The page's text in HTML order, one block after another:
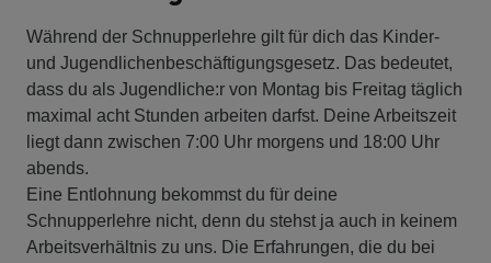
Während der Schnupperlehre gilt für dich das Kinder-
und Jugendlichenbeschäftigungsgesetz. Das bedeutet,
dass du als Jugendliche:r von Montag bis Freitag täglich
maximal acht Stunden arbeiten darfst. Deine Arbeitszeit
liegt dann zwischen 7:00 Uhr morgens und 18:00 Uhr
abends.
Eine Entlohnung bekommst du für deine
Schnupperlehre nicht, denn du stehst ja auch in keinem
Arbeitsverhältnis zu uns. Die Erfahrungen, die du bei